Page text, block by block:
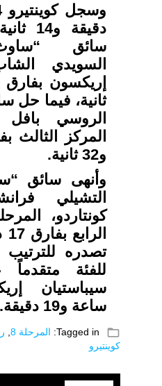
سائق
السويدي
ثانية، فيما حل
الروسي
و32 ثانية.
وأنهى سائق
التشيلي
كونتاردو،
تصدره للترتيب
للفئة
سيباستيان
ساعة و19 دقيقة.
folder_open
Tagged in: المرحلة 8
كوينتيرو